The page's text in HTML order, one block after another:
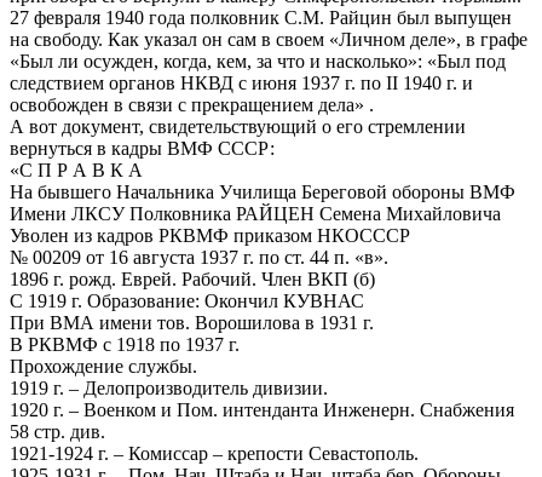
27 февраля 1940 года полковник С.М. Райцин был выпущен
на свободу. Как указал он сам в своем «Личном деле», в графе
«Был ли осужден, когда, кем, за что и насколько»: «Был под
следствием органов НКВД с июня 1937 г. по II 1940 г. и
освобожден в связи с прекращением дела» .
А вот документ, свидетельствующий о его стремлении
вернуться в кадры ВМФ СССР:
«С П Р А В К А
На бывшего Начальника Училища Береговой обороны ВМФ
Имени ЛКСУ Полковника РАЙЦЕН Семена Михайловича
Уволен из кадров РКВМФ приказом НКОСССР
№ 00209 от 16 августа 1937 г. по ст. 44 п. «в».
1896 г. рожд. Еврей. Рабочий. Член ВКП (б)
С 1919 г. Образование: Окончил КУВНАС
При ВМА имени тов. Ворошилова в 1931 г.
В РКВМФ с 1918 по 1937 г.
Прохождение службы.
1919 г. – Делопроизводитель дивизии.
1920 г. – Военком и Пом. интенданта Инженерн. Снабжения
58 стр. див.
1921-1924 г. – Комиссар – крепости Севастополь.